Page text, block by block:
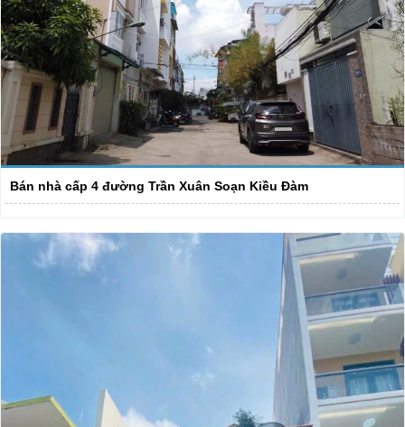
Bán nhà cấp 4 đường Trần Xuân Soạn Kiều Đàm